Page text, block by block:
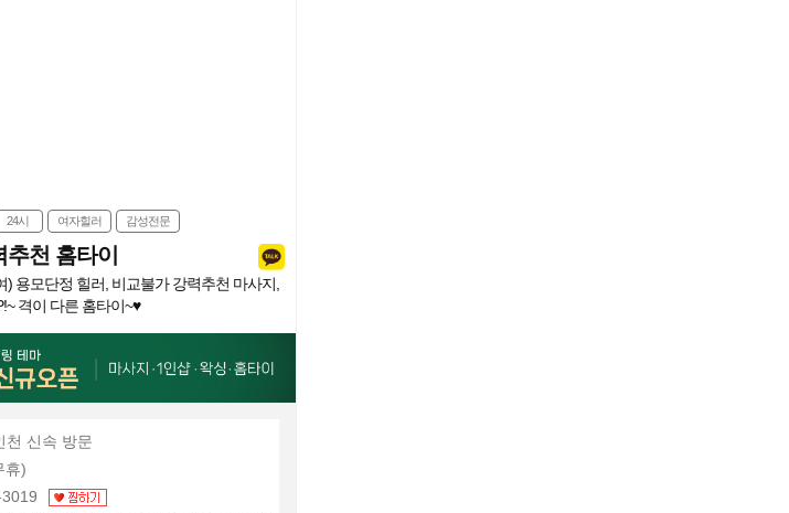
24시 여자힐러 감성전문
천 홈타이
용모단정 힐러, 비교불가 강력추천 마사지,
격이 다른 홈타이~♥
천 신속 방문
휴)